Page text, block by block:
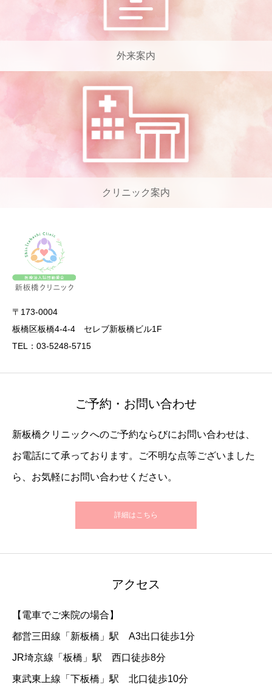
外来案内
クリニック案内
〒173-0004
板橋区板橋4-4-4 セレブ新板橋ビル1F
TEL：03-5248-5715
ご予約・お問い合わせ
新板橋クリニックへのご予約ならびにお問い合わせは、
お電話にて承っております。ご不明な点等ございました
ら、お気軽にお問い合わせください。
詳細はこちら
アクセス
【電車でご来院の場合】
都営三田線「新板橋」駅 A3出口徒歩1分
JR埼京線「板橋」駅 西口徒歩8分
東武東上線「下板橋」駅 北口徒歩10分